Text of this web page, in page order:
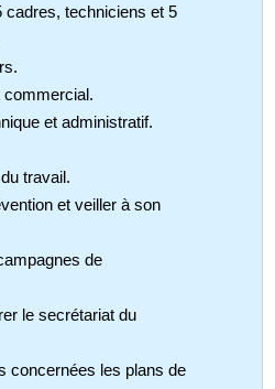
cadres, techniciens et 5
commercial.
et administratif.
travail.
et veiller à son
de
le secrétariat du
concernées les plans de